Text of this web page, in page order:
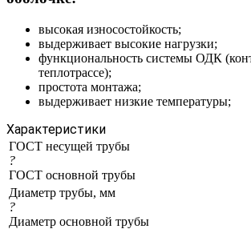
высокая износостойкость;
выдерживает высокие нагрузки;
функциональность системы ОДК
теплотрассе);
простота монтажа;
выдерживает низкие температуры;
Характеристики
ГОСТ несущей трубы
?
ГОСТ основной трубы
Диаметр трубы, мм
?
Диаметр основной трубы